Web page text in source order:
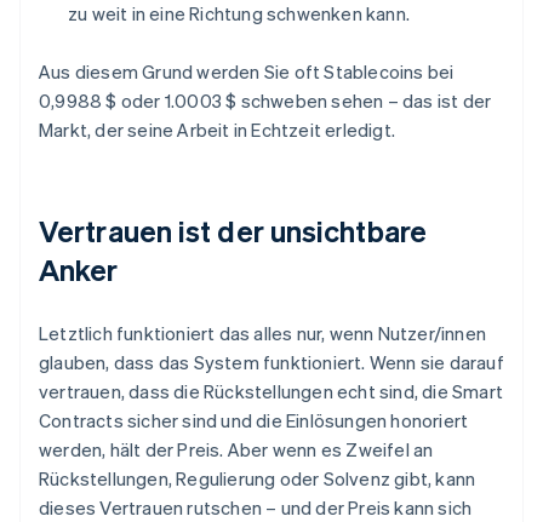
zu weit in eine Richtung schwenken kann.
Aus diesem Grund werden Sie oft Stablecoins bei
0,9988 $ oder 1.0003 $ schweben sehen – das ist der
Markt, der seine Arbeit in Echtzeit erledigt.
Vertrauen ist der unsichtbare
Anker
Letztlich funktioniert das alles nur, wenn Nutzer/innen
glauben, dass das System funktioniert. Wenn sie darauf
vertrauen, dass die Rückstellungen echt sind, die Smart
Contracts sicher sind und die Einlösungen honoriert
werden, hält der Preis. Aber wenn es Zweifel an
Rückstellungen, Regulierung oder Solvenz gibt, kann
dieses Vertrauen rutschen – und der Preis kann sich